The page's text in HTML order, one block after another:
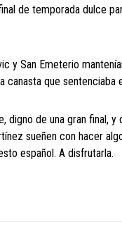
de temporada dulce
y San Emeterio
canasta que sentenciaba
de una gran final,
sueñen con hacer
español. A disfrutarla.